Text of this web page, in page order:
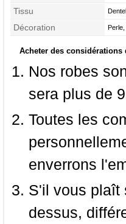
Tissu
Décoration
Acheter des considérations
Nos robes
sera plus de
Toutes les
enverrons
S'il vous plaît
dessus,